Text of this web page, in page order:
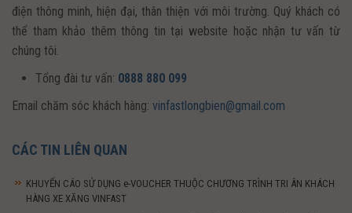
điện thông minh, hiện đại, thân thiện với môi trường. Quý khách có
thể tham khảo thêm thông tin tại website hoặc nhận tư vấn từ
chúng tôi.
Tổng đài tư vấn: 0888 880 099
Email chăm sóc khách hàng: vinfastlongbien@gmail.com
CÁC TIN LIÊN QUAN
KHUYẾN CÁO SỬ DỤNG e-VOUCHER THUỘC CHƯƠNG TRÌNH TRI ÂN KHÁCH
HÀNG XE XĂNG VINFAST